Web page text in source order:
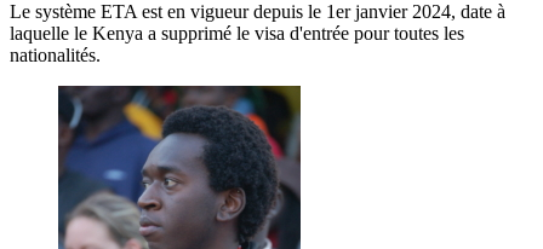
Le système ETA est en vigueur depuis le 1er janvier 2024, date à
laquelle le Kenya a supprimé le visa d'entrée pour toutes les
nationalités.